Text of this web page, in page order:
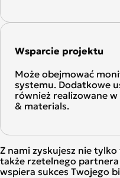
Wsparcie projektu
Może obejmować
systemu. Dodatkowe
również realizowane
& materials.
Z nami zyskujesz nie
także rzetelnego
wspiera sukces Twojego